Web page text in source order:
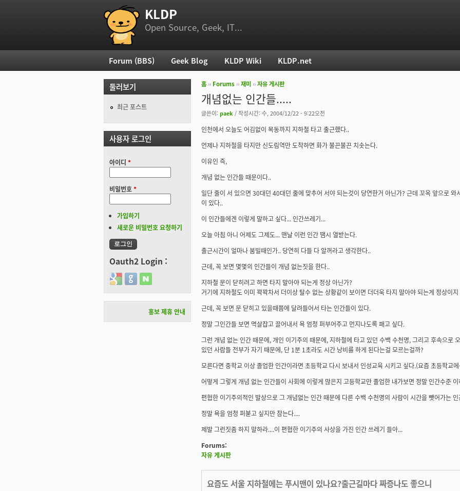
부 메뉴 KLDP
Open Source, Geek, IT...
현재 위치
홈 ›› Forums ››재미 ››자유 게시판
개념없는 인간들.....
글쓴이: paek / 작성시간: 수, 2004/12/22 - 9:22오전
인천에서 오늘도 어김없이 목동까지 지하철 타고 출근했다..
언제나 지하철을 타지만 신도림역만 도착하면 화가 불끈불끈 치솟는다.
이유인 즉,
개념 없는 인간들 때문이다..
일단 줄이 서 있으면 30대던 40대던 줄에 맞추어 서야 되는것이 당연한거 아닌가? 근데 꼬옥 앞으로
이 있다..
이 인간들에겐 이렇게 말하고 싶다... 인간쓰레기...
오늘 아침 아니 어제도 그제도... 맨날 이런 인간 땜시 열받는다.
출근시간이 얼마나 붐빌때인가.. 당연히 다들 다 알꺼라고 생각한다..
근데, 꼭 보면 몇몇의 인간들이 개념 없는짓을 한다..
지하철 문이 닫히려고 하면 타지 말아야 되는게 정상 아닌가?
거기에 지하철도 이미 꽉꽉차서 더이상 탈수 없는 상황같이 보이면 더더욱 타지 말아야 되는게 정상이
근데, 꼭 보면 문 닫히고 있을때쯤에 달려들어서 타는 인간들이 있다.
정말 그인간들 보면 멱살잡고 끌어내서 욕 엄청 퍼부어주고 먼지나도록 패고 싶다.
그런 개념 없는 인간 때문에, 개인 이기주의 때문에, 지하철에 타고 있던 수백 수천명, 그리고 후속으로
있던 사람들 전부가 자기 때문에, 단 1분 1초라도 시간 낭비를 하게 된다는걸 모르는걸까?
모른다면 중학교 이상 졸업한 인간이라면 초등학교 다시 보내서 인성교육 시키고 싶다.(요즘 초등학교
어떻게 그렇게 개념 없는 인간들이 사회에 이렇게 많은지 고등학교만 졸업한 내가보면 정말 인간수준
편협한 이기주의적인 발상으로 그 개념없는 인간 때문에 다른 수백 수천명의 사람이 시간을 뺏어가는
정말 욕을 엄청 퍼붇고 싶지만 참는다....
제발 그런짓좀 하지 말하라....이 편협한 이기주의 사상을 가진 인간 쓰레기 들아...
Forums:
자유 게시판
요즘도 서울 지하철에는 푸시맨이 있나요?출근길마다 짜증나도 좋으니
주 메뉴
Forum (BBS) Geek Blog KLDP Wiki KLDP.net
둘러보기
최근 포스트
사용자 로그인
아이디 *
비밀번호*
가입하기
새로운 비밀번호 요청하기
Oauth2 Login :
Login with Google
Login with GitHub
Login with Naver
홍보 제휴 안내